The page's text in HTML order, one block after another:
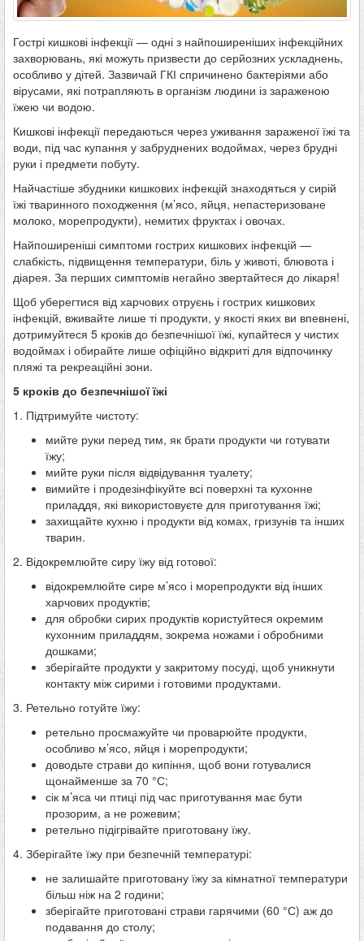
Гострі кишкові інфекції — одні з найпоширеніших інфекційних
захворювань, які можуть призвести до серйозних ускладнень,
особливо у дітей. Зазвичай ГКІ спричинено бактеріями або
вірусами, які потрапляють в організм людини із зараженою
їжею чи водою.
Кишкові інфекції передаються через уживання зараженої їжі та
води, під час купання у забруднених водоймах, через брудні
руки і предмети побуту.
Найчастіше збудники кишкових інфекцій знаходяться у сирій
їжі тваринного походження (м’ясо, яйця, непастеризоване
молоко, морепродукти), немитих фруктах і овочах.
Найпоширеніші симптоми гострих кишкових інфекцій —
слабкість, підвищення температури, біль у животі, блювота і
діарея. За перших симптомів негайно звертайтеся до лікаря!
Щоб уберегтися від харчових отруєнь і гострих кишкових
інфекцій, вживайте лише ті продукти, у якості яких ви впевнені,
дотримуйтеся 5 кроків до безпечнішої їжі, купайтеся у чистих
водоймах і обирайте лише офіційно відкриті для відпочинку
пляжі та рекреаційні зони.
5 кроків до безпечнішої їжі
1. Підтримуйте чистоту:
мийте руки перед тим, як брати продукти чи готувати
їжу;
мийте руки після відвідування туалету;
вимийте і продезінфікуйте всі поверхні та кухонне
приладдя, які використовуєте для приготування їжі;
захищайте кухню і продукти від комах, гризунів та інших
тварин.
2. Відокремлюйте сиру їжу від готової:
відокремлюйте сире м’ясо і морепродукти від інших
харчових продуктів;
для обробки сирих продуктів користуйтеся окремим
кухонним приладдям, зокрема ножами і обробними
дошками;
зберігайте продукти у закритому посуді, щоб уникнути
контакту між сирими і готовими продуктами.
3. Ретельно готуйте їжу:
ретельно просмажуйте чи проварюйте продукти,
особливо м’ясо, яйця і морепродукти;
доводьте страви до кипіння, щоб вони готувалися
щонайменше за 70 °С;
сік м’яса чи птиці під час приготування має бути
прозорим, а не рожевим;
ретельно підігрівайте приготовану їжу.
4. Зберігайте їжу при безпечній температурі:
не залишайте приготовану їжу за кімнатної температури
більш ніж на 2 години;
зберігайте приготовані страви гарячими (60 °С) аж до
подавання до столу;